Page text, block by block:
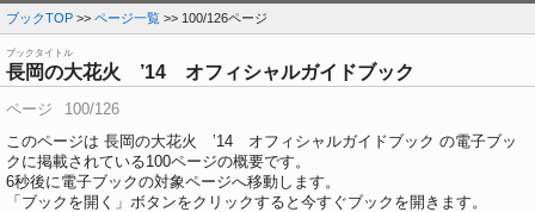
ブックTOP >> ページ一覧 >> 100/126ページ
ブックタイトル
長岡の大花火 ’14 オフィシャルガイドブック
ページ
100/126
このページは 長岡の大花火 ’14 オフィシャルガイドブック の電子ブッ
クに掲載されている100ページの概要です。
6秒後に電子ブックの対象ページへ移動します。
「ブックを開く」ボタンをクリックすると今すぐブックを開きます。